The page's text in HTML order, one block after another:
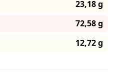
23,18 g
72,58 g
12,72 g